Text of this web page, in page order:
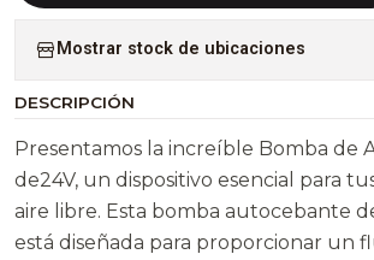
Mostrar stock de ubicaciones
DESCRIPCIÓN
Presentamos la increíble Bomba de
de24V, un dispositivo esencial para
aire libre. Esta bomba autocebante
está diseñada para proporcionar un